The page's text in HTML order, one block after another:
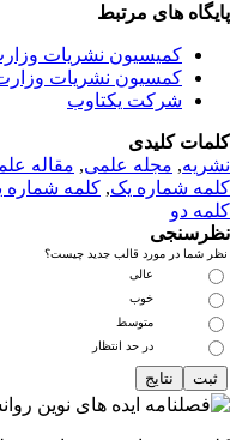
های مرتبط
کمیسیون نشریات
کمسیون نشریات وزارت
شرکت یکتاوب
کلیدی
,مجله علمی, مقاله
شماره یک,کلمه شماره
دو
شما در مورد قالب جدید چیست؟
عالی
خوب
متوسط
در حد انتظار